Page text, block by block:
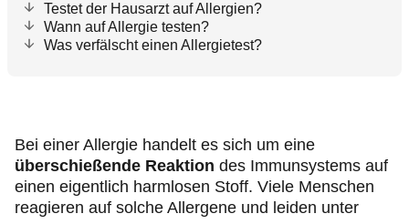
Testet der Hausarzt auf Allergien?
Wann auf Allergie testen?
Was verfälscht einen Allergietest?
Bei einer Allergie handelt es sich um eine
überschießende Reaktion des Immunsystems auf
einen eigentlich harmlosen Stoff. Viele Menschen
reagieren auf solche Allergene und leiden unter